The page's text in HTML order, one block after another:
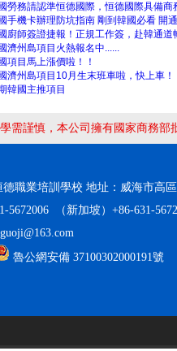
勞務請認準恒德國際，恒德國際具備商
手機卡辦理防坑指南 剛到韓國必看 開
廚師簽證捷報！正規工作簽，赴韓通道
濟州島項目火熱報名中......
項目馬上漲價啦！！
濟州島項目10月生末班車啦，快上車！
韓國主推項目
需謹慎，本公司擁有國家商務
職業培訓學校 地址：威海市高
5672006 （新加坡）+86-631-
魯公網安備 37100302000191號